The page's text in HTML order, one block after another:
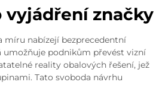
vyjádření značky
míru nabízejí bezprecedentní
umožňuje podnikům převést vizní
reality obalových řešení, jež
Tato svoboda návrhu